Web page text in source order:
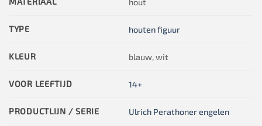
TYPE houten figuur
KLEUR blauw, wit
VOOR LEEFTIJD 14+
PRODUCTLIJN / SERIE Ulrich Perathoner engelen